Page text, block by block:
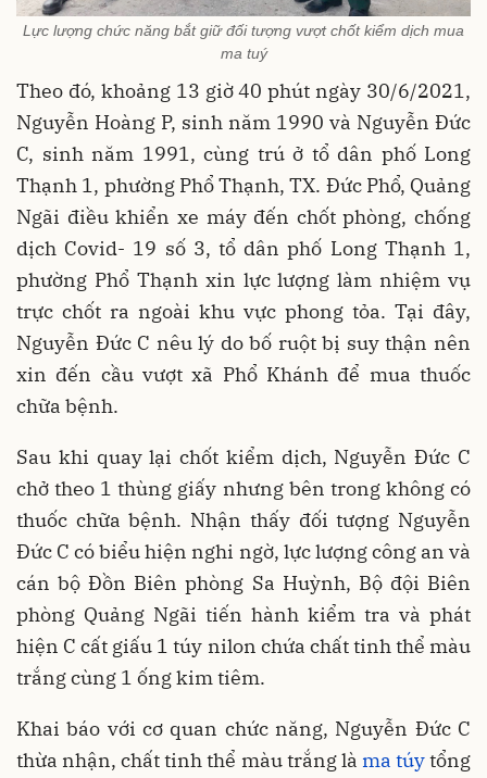
Lực lượng chức năng bắt giữ đối tượng vượt chốt kiểm dịch mua
ma tuý
Theo đó, khoảng 13 giờ 40 phút ngày 30/6/2021,
Nguyễn Hoàng P, sinh năm 1990 và Nguyễn Đức
C, sinh năm 1991, cùng trú ở tổ dân phố Long
Thạnh 1, phường Phổ Thạnh, TX. Đức Phổ, Quảng
Ngãi điều khiển xe máy đến chốt phòng, chống
dịch Covid- 19 số 3, tổ dân phố Long Thạnh 1,
phường Phổ Thạnh xin lực lượng làm nhiệm vụ
trực chốt ra ngoài khu vực phong tỏa. Tại đây,
Nguyễn Đức C nêu lý do bố ruột bị suy thận nên
xin đến cầu vượt xã Phổ Khánh để mua thuốc
chữa bệnh.
Sau khi quay lại chốt kiểm dịch, Nguyễn Đức C
chở theo 1 thùng giấy nhưng bên trong không có
thuốc chữa bệnh. Nhận thấy đối tượng Nguyễn
Đức C có biểu hiện nghi ngờ, lực lượng công an và
cán bộ Đồn Biên phòng Sa Huỳnh, Bộ đội Biên
phòng Quảng Ngãi tiến hành kiểm tra và phát
hiện C cất giấu 1 túy nilon chứa chất tinh thể màu
trắng cùng 1 ống kim tiêm.
Khai báo với cơ quan chức năng, Nguyễn Đức C
thừa nhận, chất tinh thể màu trắng là ma túytổng